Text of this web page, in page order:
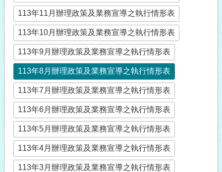
113年11月辦理政策及業務宣導之執行情形表
113年10月辦理政策及業務宣導之執行情形表
113年9月辦理政策及業務宣導之執行情形表
113年8月辦理政策及業務宣導之執行情形表
113年7月辦理政策及業務宣導之執行情形表
113年6月辦理政策及業務宣導之執行情形表
113年5月辦理政策及業務宣導之執行情形表
113年4月辦理政策及業務宣導之執行情形表
113年3月辦理政策及業務宣導之執行情形表